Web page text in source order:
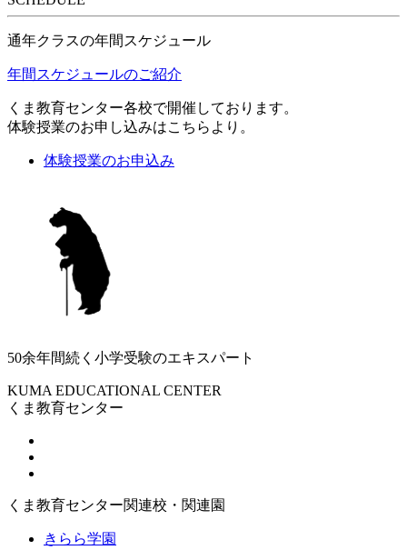
通年クラスの年間スケジュール
年間スケジュールのご紹介
くま教育センター各校で開催しております。
体験授業のお申し込みはこちらより。
体験授業のお申込み
50余年間続く小学受験のエキスパート
KUMA EDUCATIONAL CENTER
くま教育センター
くま教育センター関連校・関連園
きらら学園